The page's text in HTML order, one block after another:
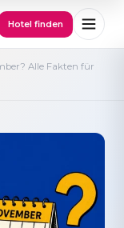
Hotel finden
Alle Fakten für